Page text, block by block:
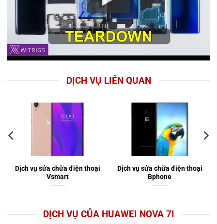
DỊCH VỤ LIÊN QUAN
Dịch vụ sửa chữa điện thoại
Vsmart
Dịch vụ sửa chữa điện thoại
Bphone
DỊCH VỤ CỦA HUAWEI NOVA 7I